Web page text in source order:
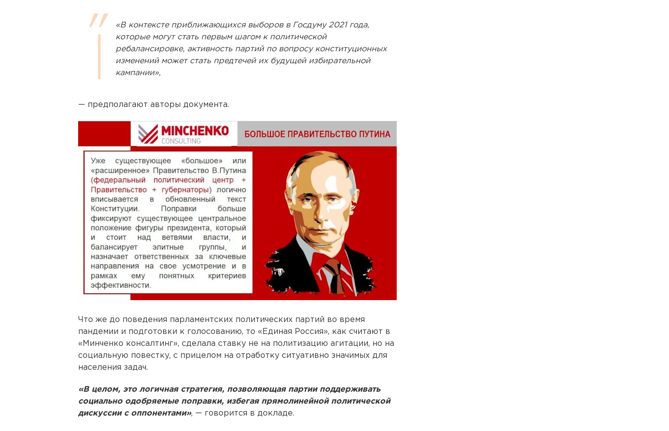
«В контексте приближающихся выборов в Госдуму 2021 года,
которые могут стать первым шагом к политической
ребалансировке, активность партий по вопросу конституционных
изменений может стать предтечей их будущей избирательной
кампании»,
— предполагают авторы документа.
Что же до поведения парламентских политических партий во время
пандемии и подготовки к голосованию, то «Единая Россия», как считают в
«Минченко консалтинг», сделала ставку не на политизацию агитации, но на
социальную повестку, с прицелом на отработку ситуативно значимых для
населения задач.
«В целом, это логичная стратегия, позволяющая партии поддерживать
социально одобряемые поправки, избегая прямолинейной политической
дискуссии с оппонентами», — говорится в докладе.